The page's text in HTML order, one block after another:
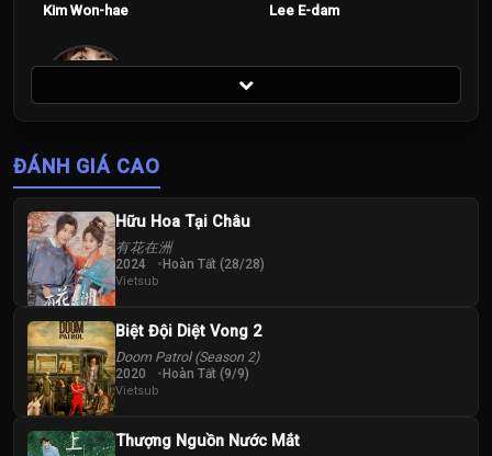
Kim Won-hae Lee E-dam
ĐÁNH GIÁ CAO
Hữu Hoa Tại Châu
有花在洲
2024 Hoàn Tất (28/28)
Vietsub
Biệt Đội Diệt Vong 2
Doom Patrol (Season 2)
2020 Hoàn Tất (9/9)
Vietsub
Thượng Nguồn Nước Mắt